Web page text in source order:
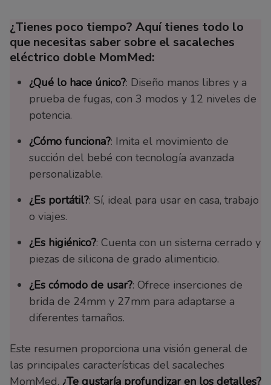
¿Tienes poco tiempo? Aquí tienes todo lo
que necesitas saber sobre el sacaleches
eléctrico doble MomMed:
¿Qué lo hace único?: Diseño manos libres y a
prueba de fugas, con 3 modos y 12 niveles de
potencia.
¿Cómo funciona?: Imita el movimiento de
succión del bebé con tecnología avanzada
personalizable.
¿Es portátil?: Sí, ideal para usar en casa, trabajo
o viajes.
¿Es higiénico?: Cuenta con un sistema cerrado y
piezas de silicona de grado alimenticio.
¿Es cómodo de usar?: Ofrece inserciones de
brida de 24mm y 27mm para adaptarse a
diferentes tamaños.
Este resumen proporciona una visión general de
las principales características del sacaleches
MomMed. ¿Te gustaría profundizar en los detalles?